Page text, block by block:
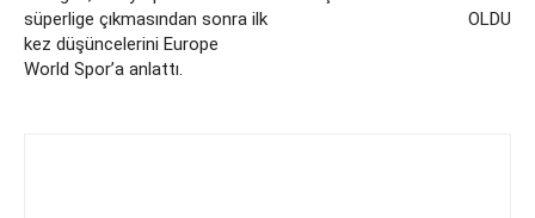
süperlige çıkmasından sonra ilk
kez düşüncelerini Europe
World Spor’a anlattı.
OLDU